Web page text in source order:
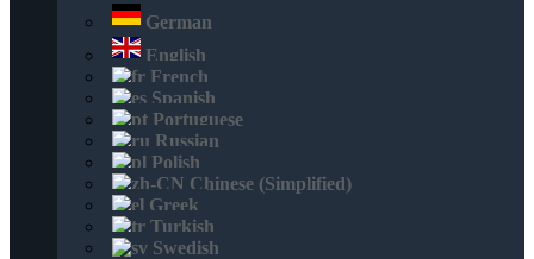
German
English
French
Spanish
Portuguese
Russian
Polish
Chinese (Simplified)
Greek
Turkish
Swedish